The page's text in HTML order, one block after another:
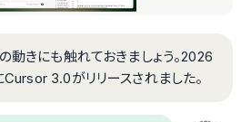
動きにも触れておきましょう。2026
3.0がリリースされました。